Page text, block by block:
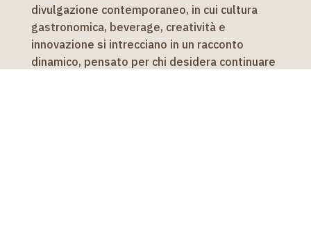
divulgazione contemporaneo, in cui cultura
gastronomica, beverage, creatività e
innovazione si intrecciano in un racconto
dinamico, pensato per chi desidera continuare